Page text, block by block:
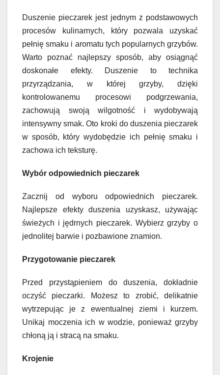
Duszenie pieczarek jest jednym z podstawowych
procesów kulinarnych, który pozwala uzyskać
pełnię smaku i aromatu tych popularnych grzybów.
Warto poznać najlepszy sposób, aby osiągnąć
doskonałe efekty. Duszenie to technika
przyrządzania, w której grzyby, dzięki
kontrolowanemu procesowi podgrzewania,
zachowują swoją wilgotność i wydobywają
intensywny smak. Oto kroki do duszenia pieczarek
w sposób, który wydobędzie ich pełnię smaku i
zachowa ich teksturę.
Wybór odpowiednich pieczarek
Zacznij od wyboru odpowiednich pieczarek.
Najlepsze efekty duszenia uzyskasz, używając
świeżych i jędrnych pieczarek. Wybierz grzyby o
jednolitej barwie i pozbawione znamion.
Przygotowanie pieczarek
Przed przystąpieniem do duszenia, dokładnie
oczyść pieczarki. Możesz to zrobić, delikatnie
wytrzepując je z ewentualnej ziemi i kurzem.
Unikaj moczenia ich w wodzie, ponieważ grzyby
chłoną ją i stracą na smaku.
Krojenie